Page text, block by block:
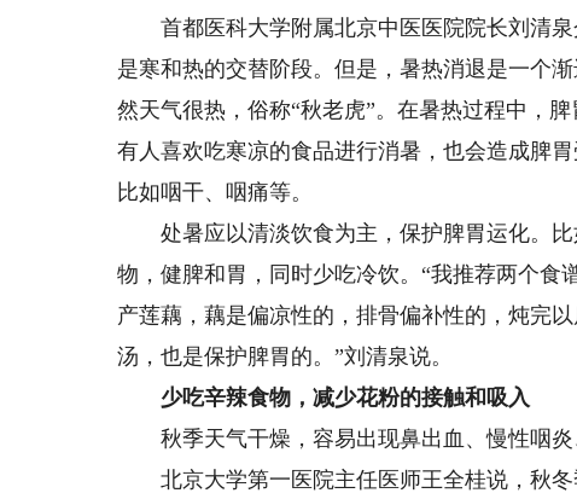
首都医科大学附属北京中医医院院长刘清泉
是寒和热的交替阶段。但是，暑热消退是一个
然天气很热，俗称“秋老虎”。在暑热过程中，
有人喜欢吃寒凉的食品进行消暑，也会造成脾
比如咽干、咽痛等。
处暑应以清淡饮食为主，保护脾胃运化。比
物，健脾和胃，同时少吃冷饮。“我推荐两个食
产莲藕，藕是偏凉性的，排骨偏补性的，炖完
汤，也是保护脾胃的。”刘清泉说。
少吃辛辣食物，减少花粉的接触和吸入
秋季天气干燥，容易出现鼻出血、慢性咽炎
北京大学第一医院主任医师王全桂说，秋冬